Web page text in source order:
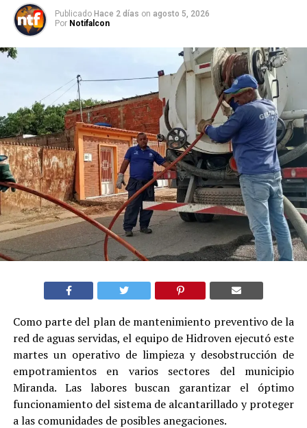
Publicado Hace 2 días on agosto 5, 2026
Por Notifalcon
Como parte del plan de mantenimiento preventivo de la
red de aguas servidas, el equipo de Hidroven ejecutó este
martes un operativo de limpieza y desobstrucción de
empotramientos en varios sectores del municipio
Miranda. Las labores buscan garantizar el óptimo
funcionamiento del sistema de alcantarillado y proteger
a las comunidades de posibles anegaciones.